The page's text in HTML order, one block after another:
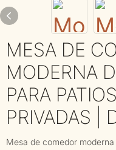
MESA DE
MODERNA
PARA
PRIVADAS |
Mesa de comedor moderna